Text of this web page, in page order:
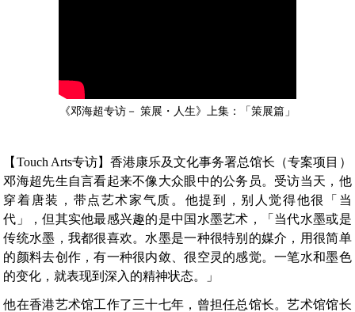
《邓海超专访－ 策展・人生》上集：「策展篇」
【Touch Arts专访】香港康乐及文化事务署总馆长（专案项目）
邓海超先生自言看起来不像大众眼中的公务员。受访当天，他
穿着唐装，带点艺术家气质。他提到，别人觉得他很「当
代」，但其实他最感兴趣的是中国水墨艺术，「当代水墨或是
传统水墨，我都很喜欢。水墨是一种很特别的媒介，用很简单
的颜料去创作，有一种很内敛、很空灵的感觉。一笔水和墨色
的变化，就表现到深入的精神状态。」
他在香港艺术馆工作了三十七年，曾担任总馆长。艺术馆馆长